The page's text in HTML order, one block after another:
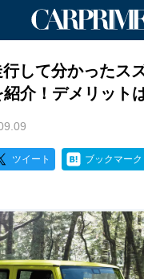
して分かったス
介！デメリット
ツイート ブックマーク